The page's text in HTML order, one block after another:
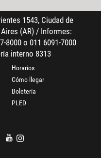
1543, Ciudad de
(AR) / Informes:
8000 o 011 6091-7000
interno 8313
Horarios
Cómo llegar
Boletería
PLED